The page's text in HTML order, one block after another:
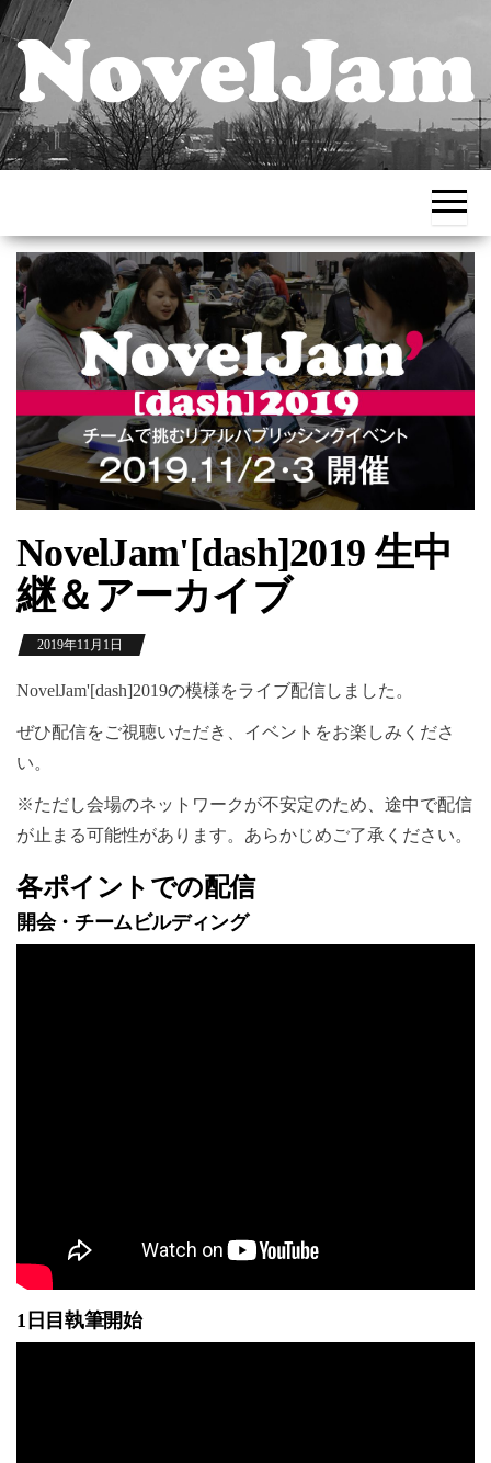
出版創作イ
ベルジャ
ム） – NPO法
人HON.jp
チー
ムで
創作
道場
NovelJam'[dash]2019 生中
継＆アーカイブ
2019年11月1日
NovelJam'[dash]2019の模様をライブ配信しました。
ぜひ配信をご視聴いただき、イベントをお楽しみくださ
い。
※ただし会場のネットワークが不安定のため、途中で配信
が止まる可能性があります。あらかじめご了承ください。
各ポイントでの配信
開会・チームビルディング
1日目執筆開始